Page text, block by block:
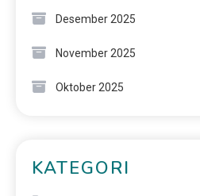
Desember 2025
November 2025
Oktober 2025
KATEGORI